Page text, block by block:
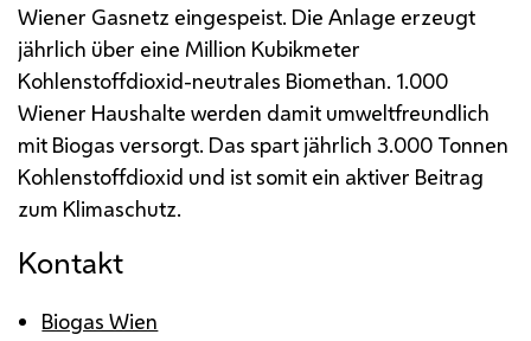
Wiener Gasnetz eingespeist. Die Anlage erzeugt
jährlich über eine Million Kubikmeter
Kohlenstoffdioxid-neutrales Biomethan. 1.000
Wiener Haushalte werden damit umweltfreundlich
mit Biogas versorgt. Das spart jährlich 3.000 Tonnen
Kohlenstoffdioxid und ist somit ein aktiver Beitrag
zum Klimaschutz.
Kontakt
Biogas Wien